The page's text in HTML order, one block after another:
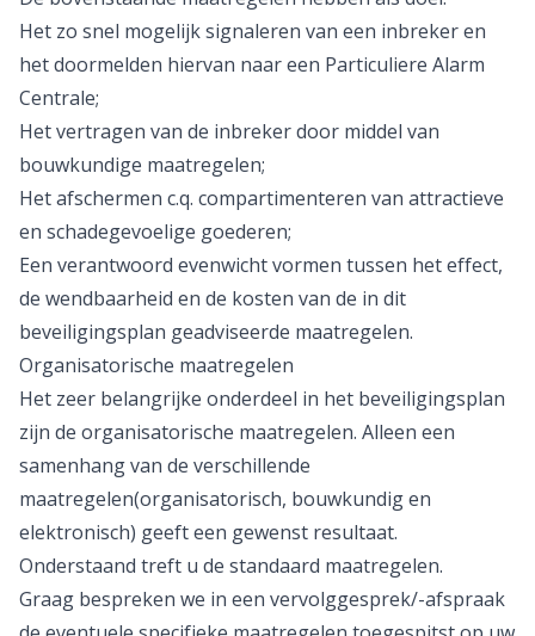
Het zo snel mogelijk signaleren van een inbreker en
het doormelden hiervan naar een Particuliere Alarm
Centrale;
Het vertragen van de inbreker door middel van
bouwkundige maatregelen;
Het afschermen c.q. compartimenteren van attractieve
en schadegevoelige goederen;
Een verantwoord evenwicht vormen tussen het effect,
de wendbaarheid en de kosten van de in dit
beveiligingsplan geadviseerde maatregelen.
Organisatorische maatregelen
Het zeer belangrijke onderdeel in het beveiligingsplan
zijn de organisatorische maatregelen. Alleen een
samenhang van de verschillende
maatregelen(organisatorisch, bouwkundig en
elektronisch) geeft een gewenst resultaat.
Onderstaand treft u de standaard maatregelen.
Graag bespreken we in een vervolggesprek/-afspraak